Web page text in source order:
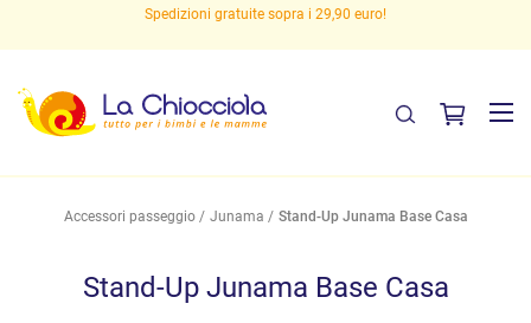
Spedizioni gratuite sopra i 29,90 euro!
Accessori passeggio Junama Stand-Up Junama Base Casa
Stand-Up Junama Base Casa